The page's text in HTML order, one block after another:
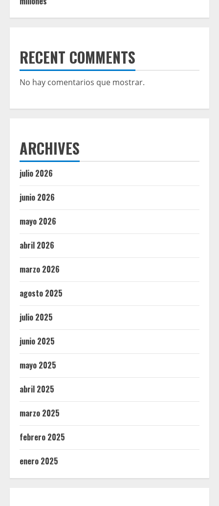
RECENT COMMENTS
No hay comentarios que mostrar.
ARCHIVES
julio 2026
junio 2026
mayo 2026
abril 2026
marzo 2026
agosto 2025
julio 2025
junio 2025
mayo 2025
abril 2025
marzo 2025
febrero 2025
enero 2025